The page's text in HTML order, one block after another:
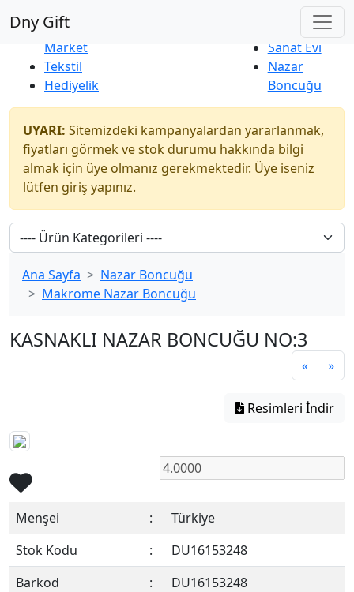
Dny Gift
Yeni Ürünler
İndirim
Market
Tekstil
Hediyelik
Sanat Evi
Nazar
Boncuğu
UYARI: Sitemizdeki kampanyalardan yararlanmak,
fiyatları görmek ve stok durumu hakkında bilgi
almak için üye olmanız gerekmektedir. Üye iseniz
lütfen giriş yapınız.
Ana Sayfa
Nazar Boncuğu
Makrome Nazar Boncuğu
KASNAKLI NAZAR BONCUĞU NO:3
« »
Resimleri İndir
Menşei :
Türkiye
Stok Kodu
:
DU16153248
Barkod
:
DU16153248